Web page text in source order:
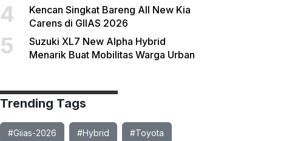
4
Kencan Singkat Bareng All New Kia
Carens di GIIAS 2026
5
Suzuki XL7 New Alpha Hybrid
Menarik Buat Mobilitas Warga Urban
Trending Tags
#Giias-2026 #Hybrid #Toyota